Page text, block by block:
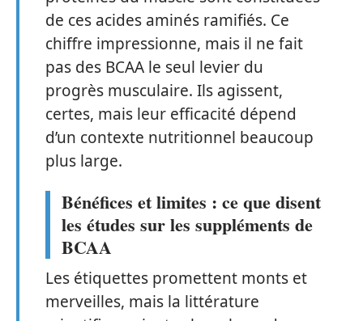
de ces acides aminés ramifiés. Ce
chiffre impressionne, mais il ne fait
pas des BCAA le seul levier du
progrès musculaire. Ils agissent,
certes, mais leur efficacité dépend
d’un contexte nutritionnel beaucoup
plus large.
Bénéfices et limites : ce que disent
les études sur les suppléments de
BCAA
Les étiquettes promettent monts et
merveilles, mais la littérature